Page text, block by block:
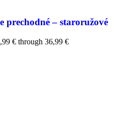
prechodné – staroružové
€ through 36,99 €